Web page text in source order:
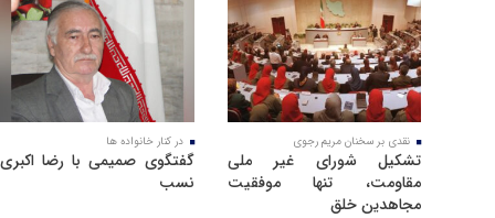
نقدی بر سخنان مریم رجوی
تشکیل شورای غیر ملی
مقاومت، تنها موفقیت
مجاهدین خلق
در کنار خانواده ها
گفتگوی صمیمی با رضا اکبری
نسب